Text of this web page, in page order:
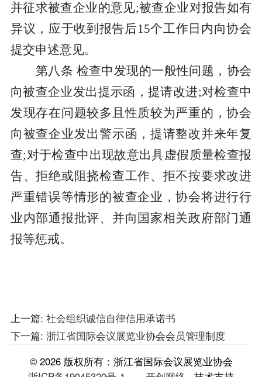
并征求被查企业的意见;被查企业对报告如有
异议，应于收到报告后15个工作日内向协会
提交申述意见。
第八条 检查中发现的一般性问题，协会
向被查企业发出提示函，提请改进;对检查中
发现存在问题较多且性质较为严重的，协会
向被查企业发出警示函，提请整改并来年复
查;对于检查中出现故意出具虚假质量检查报
告、拒绝或阻挠检查工作、拒不按要求改进
严重错误等情形的被查企业，协会将进行行
业内部通报批评、并向国家相关政府部门通
报等惩戒。
上一篇: 社会组织诚信自律信用承诺书
下一篇: 浙江省国际会议展览业协会会员管理制度
© 2026 版权所有：浙江省国际会议展览业协会